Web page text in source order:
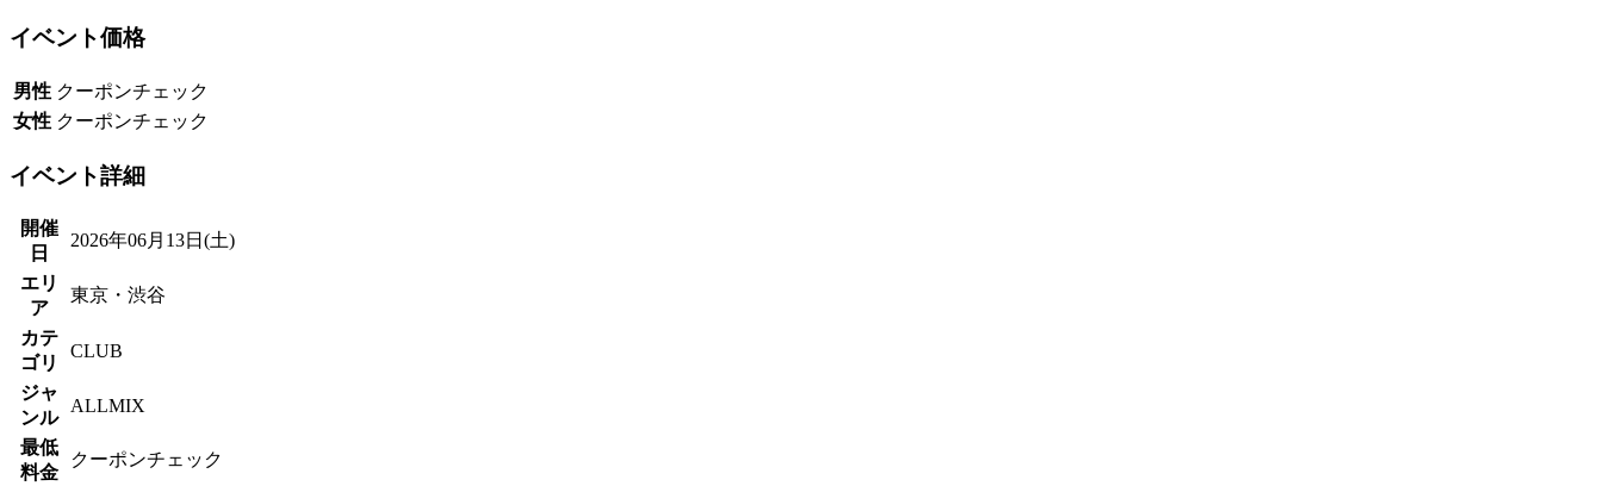
イベント価格
男性 クーポンチェック
女性 クーポンチェック
イベント詳細
開催
日
2026年06月13日(土)
エリ
ア
東京・渋谷
カテ
ゴリ
CLUB
ジャ
ンル
ALLMIX
最低
料金
クーポンチェック